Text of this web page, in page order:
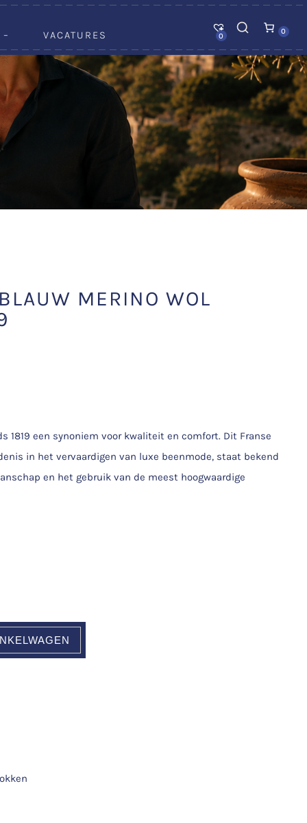
VACATURES 0 0
BLAUW MERINO WOL
1819 een synoniem voor kwaliteit en comfort. Dit Franse
in het vervaardigen van luxe beenmode, staat bekend
en het gebruik van de meest hoogwaardige